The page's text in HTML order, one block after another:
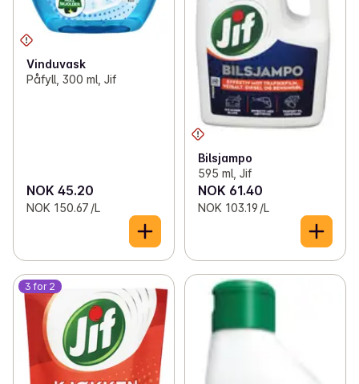
Vinduvask
Påfyll, 300 ml, Jif
NOK 45.20
NOK 150.67 /L
Bilsjampo
595 ml, Jif
NOK 61.40
NOK 103.19 /L
3 for 2